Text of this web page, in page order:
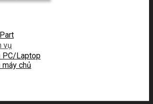
vụ
PC/Laptop
máy chủ